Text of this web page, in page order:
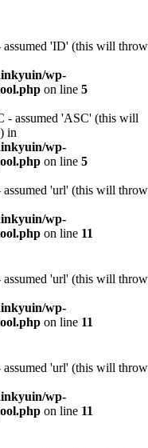
assumed 'ID' (this will throw
wp-
on line 5
- assumed 'ASC' (this will
in
wp-
on line 5
assumed 'url' (this will throw
wp-
on line 11
assumed 'url' (this will throw
wp-
on line 11
assumed 'url' (this will throw
wp-
on line 11